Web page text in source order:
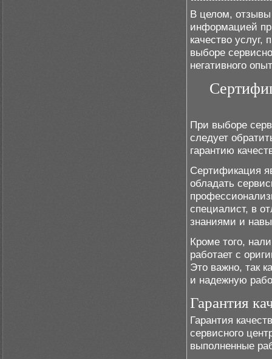
В целом,
информацией
качество
выборе
негативного
При выборе
следует
гарантию
Сертификация
обладать
специалист, в
знаниями и
Кроме того,
работает с
Это важно, так
и надежную
Гарантия
Гарантия
сервисного
выполненные